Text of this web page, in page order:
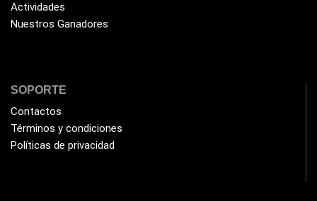
Actividades
Nuestros Ganadores
SOPORTE
Contactos
Términos y condiciones
Políticas de privacidad